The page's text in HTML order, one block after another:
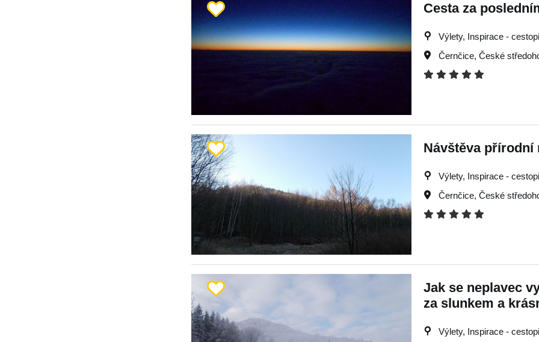
Cesta za
Výlety, Inspirace -
Černčice, České
Návštěva přírodní
Výlety, Inspirace -
Černčice, České
Jak se neplavec
za slunkem a
Výlety, Inspirace -